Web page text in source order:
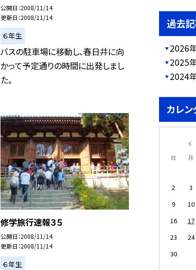
公開日 2008/11/14
更新日 2008/11/14
６年生
バスの駐車場に移動し、春日井に向
かって予定通りの時間に出発しまし
た。
修学旅行速報３５
公開日 2008/11/14
更新日 2008/11/14
６年生
過去
2026
2025
2024
カレン
日 月
2
3
9
10
16
17
23
24
30